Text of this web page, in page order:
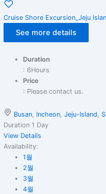
Cruise Shore Excursion_Jeju
See more details
Duration
: 6Hours
Price
: Please contact us.
Busan, Incheon, Jeju-Island,
Duration 1 Day
View Details
Availability:
1월
2월
3월
4월